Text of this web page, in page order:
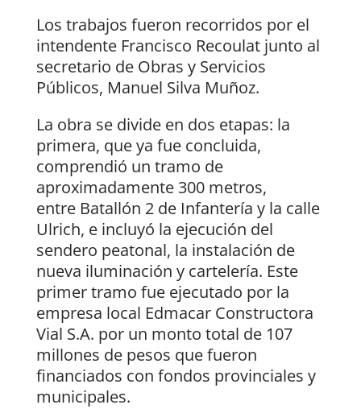
Los trabajos fueron recorridos por el
intendente Francisco Recoulat junto al
secretario de Obras y Servicios
Públicos, Manuel Silva Muñoz.
La obra se divide en dos etapas: la
primera, que ya fue concluida,
comprendió un tramo de
aproximadamente 300 metros,
entre Batallón 2 de Infantería y la calle
Ulrich, e incluyó la ejecución del
sendero peatonal, la instalación de
nueva iluminación y cartelería. Este
primer tramo fue ejecutado por la
empresa local Edmacar Constructora
Vial S.A. por un monto total de 107
millones de pesos que fueron
financiados con fondos provinciales y
municipales.